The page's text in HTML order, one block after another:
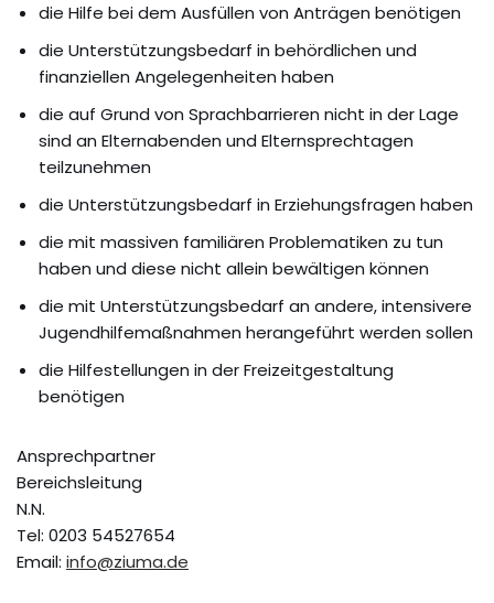
die Hilfe bei dem Ausfüllen von Anträgen benötigen
die Unterstützungsbedarf in behördlichen und
finanziellen Angelegenheiten haben
die auf Grund von Sprachbarrieren nicht in der Lage
sind an Elternabenden und Elternsprechtagen
teilzunehmen
die Unterstützungsbedarf in Erziehungsfragen haben
die mit massiven familiären Problematiken zu tun
haben und diese nicht allein bewältigen können
die mit Unterstützungsbedarf an andere, intensivere
Jugendhilfemaßnahmen herangeführt werden sollen
die Hilfestellungen in der Freizeitgestaltung
benötigen
Ansprechpartner
Bereichsleitung
N.N.
Tel: 0203 54527654
Email: info@ziuma.de